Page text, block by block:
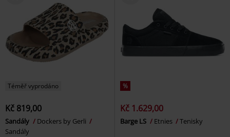
Téměř vyprodáno
Kč 819,00
Sandály
Dockers by Gerli
Sandály
%
Kč 1.629,00
Barge LS Etnies Tenisky